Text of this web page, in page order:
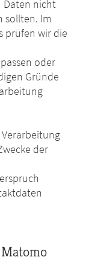
Daten nicht
sollten. Im
prüfen wir die
oder
Gründe
der